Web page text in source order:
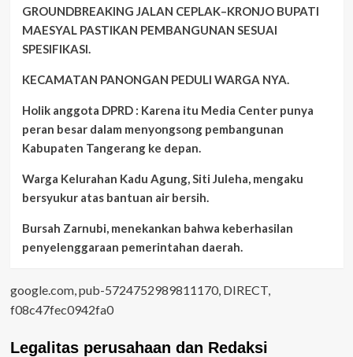
GROUNDBREAKING JALAN CEPLAK–KRONJO BUPATI
MAESYAL PASTIKAN PEMBANGUNAN SESUAI
SPESIFIKASI.
KECAMATAN PANONGAN PEDULI WARGA NYA.
Holik anggota DPRD : Karena itu Media Center punya
peran besar dalam menyongsong pembangunan
Kabupaten Tangerang ke depan.
Warga Kelurahan Kadu Agung, Siti Juleha, mengaku
bersyukur atas bantuan air bersih.
Bursah Zarnubi, menekankan bahwa keberhasilan
penyelenggaraan pemerintahan daerah.
google.com, pub-5724752989811170, DIRECT,
f08c47fec0942fa0
Legalitas perusahaan dan Redaksi